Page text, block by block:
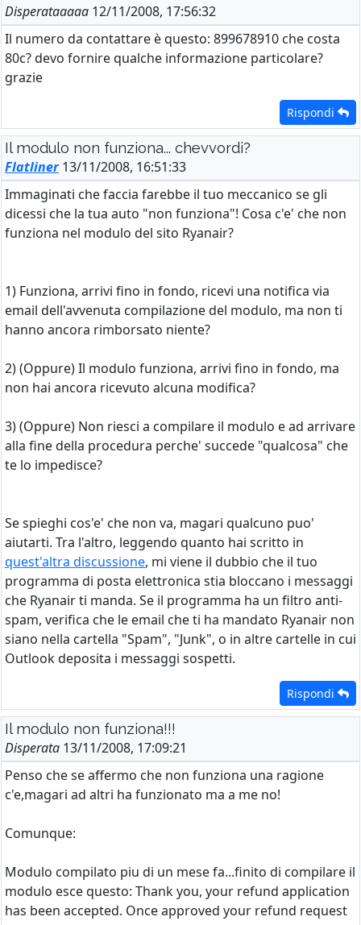
Disperataaaaa 12/11/2008, 17:56:32
Il numero da contattare è questo: 899678910 che costa
80c? devo fornire qualche informazione particolare?
grazie
Rispondi
Il modulo non funziona... chevvordi?
Flatliner 13/11/2008, 16:51:33
Immaginati che faccia farebbe il tuo meccanico se gli
dicessi che la tua auto "non funziona"! Cosa c'e' che non
funziona nel modulo del sito Ryanair?
1) Funziona, arrivi fino in fondo, ricevi una notifica via
email dell'avvenuta compilazione del modulo, ma non ti
hanno ancora rimborsato niente?
2) (Oppure) Il modulo funziona, arrivi fino in fondo, ma
non hai ancora ricevuto alcuna modifica?
3) (Oppure) Non riesci a compilare il modulo e ad arrivare
alla fine della procedura perche' succede "qualcosa" che
te lo impedisce?
Se spieghi cos'e' che non va, magari qualcuno puo'
aiutarti. Tra l'altro, leggendo quanto hai scritto in
quest'altra discussione, mi viene il dubbio che il tuo
programma di posta elettronica stia bloccano i messaggi
che Ryanair ti manda. Se il programma ha un filtro anti-
spam, verifica che le email che ti ha mandato Ryanair non
siano nella cartella "Spam", "Junk", o in altre cartelle in cui
Outlook deposita i messaggi sospetti.
Rispondi
Il modulo non funziona!!!
Disperata 13/11/2008, 17:09:21
Penso che se affermo che non funziona una ragione
c'e,magari ad altri ha funzionato ma a me no!
Comunque:
Modulo compilato piu di un mese fa...finito di compilare il
modulo esce questo: Thank you, your refund application
has been accepted. Once approved your refund request